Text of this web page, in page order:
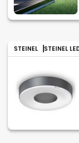
STEINEL STEINEL